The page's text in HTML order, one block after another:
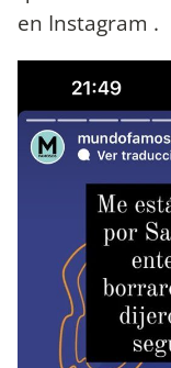
en Instagram .